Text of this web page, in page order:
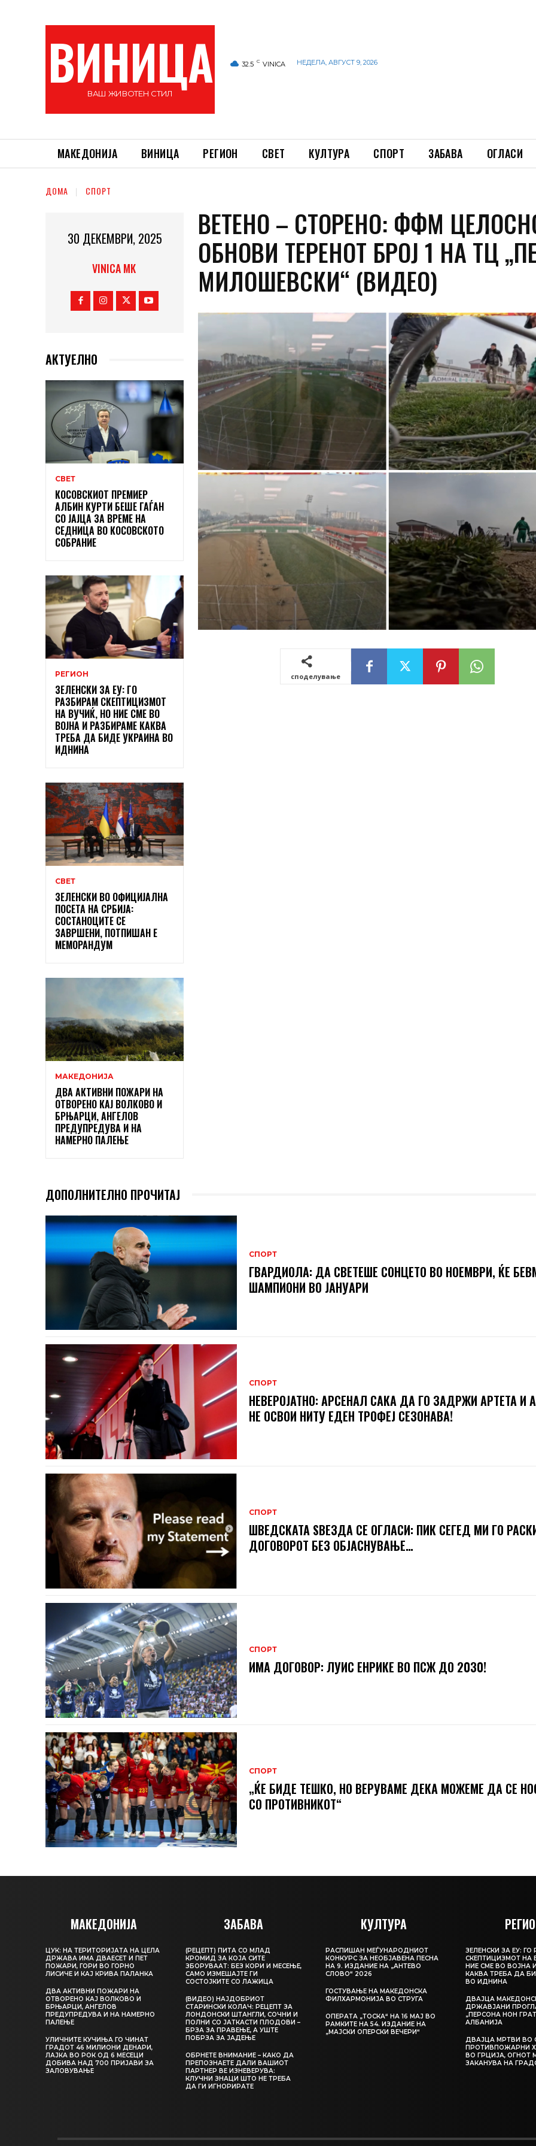
ВИНИЦА
ВАШ ЖИВОТЕН СТИЛ
32.5 C VINICA НЕДЕЛА, АВГУСТ 9, 2026
МАКЕДОНИЈА ВИНИЦА РЕГИОН СВЕТ КУЛТУРА СПОРТ ЗАБАВА ОГЛАСИ
ДОМА СПОРТ
30 ДЕКЕМВРИ, 2025
VINICA MK
АКТУЕЛНО
СВЕТ
КОСОВСКИОТ ПРЕМИЕР
АЛБИН КУРТИ БЕШЕ ГАЃАН
СО ЈАЈЦА ЗА ВРЕМЕ НА
СЕДНИЦА ВО КОСОВСКОТО
СОБРАНИЕ
РЕГИОН
ЗЕЛЕНСКИ ЗА ЕУ: ГО
РАЗБИРАМ СКЕПТИЦИЗМОТ
НА ВУЧИЌ, НО НИЕ СМЕ ВО
ВОЈНА И РАЗБИРАМЕ КАКВА
ТРЕБА ДА БИДЕ УКРАИНА ВО
ИДНИНА
СВЕТ
ЗЕЛЕНСКИ ВО ОФИЦИЈАЛНА
ПОСЕТА НА СРБИЈА:
СОСТАНОЦИТЕ СЕ
ЗАВРШЕНИ, ПОТПИШАН Е
МЕМОРАНДУМ
МАКЕДОНИЈА
ДВА АКТИВНИ ПОЖАРИ НА
ОТВОРЕНО КАЈ ВОЛКОВО И
БРЊАРЦИ, АНГЕЛОВ
ПРЕДУПРЕДУВА И НА
НАМЕРНО ПАЛЕЊЕ
ВЕТЕНО – СТОРЕНО: ФФМ
ОБНОВИ ТЕРЕНОТ БРОЈ 1 НА ТЦ
МИЛОШЕВСКИ“ (ВИДЕО)
споделување
ДОПОЛНИТЕЛНО ПРОЧИТАЈ
СПОРТ
ГВАРДИОЛА: ДА СВЕТЕШЕ СОНЦЕТО ВО НОЕМВРИ, ЌЕ
ШАМПИОНИ ВО ЈАНУАРИ
СПОРТ
НЕВЕРОЈАТНО: АРСЕНАЛ САКА ДА ГО ЗАДРЖИ АРТЕТА И
НЕ ОСВОИ НИТУ ЕДЕН ТРОФЕЈ СЕЗОНАВА!
СПОРТ
ШВЕДСКАТА ЅВЕЗДА СЕ ОГЛАСИ: ПИК СЕГЕД МИ ГО
ДОГОВОРОТ БЕЗ ОБЈАСНУВАЊЕ…
СПОРТ
ИМА ДОГОВОР: ЛУИС ЕНРИКЕ ВО ПСЖ ДО 2030!
СПОРТ
„ЌЕ БИДЕ ТЕШКО, НО ВЕРУВАМЕ ДЕКА МОЖЕМЕ ДA СЕ
СО ПРОТИВНИКОТ“
МАКЕДОНИЈА
ЦУК: НА ТЕРИТОРИЈАТА НА ЦЕЛА
ДРЖАВА ИМА ДВАЕСЕТ И ПЕТ
ПОЖАРИ, ГОРИ ВО ГОРНО
ЛИСИЧЕ И КАЈ КРИВА ПАЛАНКА
ДВА АКТИВНИ ПОЖАРИ НА
ОТВОРЕНО КАЈ ВОЛКОВО И
БРЊАРЦИ, АНГЕЛОВ
ПРЕДУПРЕДУВА И НА НАМЕРНО
ПАЛЕЊЕ
УЛИЧНИТЕ КУЧИЊА ГО ЧИНАТ
ГРАДОТ 46 МИЛИОНИ ДЕНАРИ,
ЛАЈКА ВО РОК ОД 6 МЕСЕЦИ
ДОБИВА НАД 700 ПРИЈАВИ ЗА
ЗАЛОВУВАЊЕ
ЗАБАВА
(РЕЦЕПТ) ПИТА СО МЛАД
КРОМИД ЗА КОЈА СИТЕ
ЗБОРУВААТ: БЕЗ КОРИ И МЕСЕЊЕ,
САМО ИЗМЕШАЈТЕ ГИ
СОСТОЈКИТЕ СО ЛАЖИЦА
(ВИДЕО) НАЈДОБРИОТ
СТАРИНСКИ КОЛАЧ: РЕЦЕПТ ЗА
ЛОНДОНСКИ ШТАНГЛИ, СОЧНИ И
ПОЛНИ СО ЈАТКАСТИ ПЛОДОВИ –
БРЗА ЗА ПРАВЕЊЕ, А УШТЕ
ПОБРЗА ЗА ЈАДЕЊЕ
ОБРНЕТЕ ВНИМАНИЕ – КАКО ДА
ПРЕПОЗНАЕТЕ ДАЛИ ВАШИОТ
ПАРТНЕР ВЕ ИЗНЕВЕРУВА:
КЛУЧНИ ЗНАЦИ ШТО НЕ ТРЕБА
ДА ГИ ИГНОРИРАТЕ
КУЛТУРА
РАСПИШАН МЕЃУНАРОДНИОТ
КОНКУРС ЗА НЕОБЈАВЕНА ПЕСНА
НА 9. ИЗДАНИЕ НА „АНТЕВО
СЛОВО“ 2026
ГОСТУВАЊЕ НА МАКЕДОНСКА
ФИЛХАРМОНИЈА ВО СТРУГА
ОПЕРАТА „ТОСКА“ НА 16 МАЈ ВО
РАМКИТЕ НА 54. ИЗДАНИЕ НА
„МАЈСКИ ОПЕРСКИ ВЕЧЕРИ“
ЗЕЛЕНСКИ ЗА ЕУ:
СКЕПТИЦИЗМОТ НА
НИЕ СМЕ ВО ВОЈНА
КАКВА ТРЕБА ДА
ВО ИДНИНА
ДВАЈЦА
ДРЖАВЈАНИ
„ПЕРСОНА НОН
АЛБАНИЈА
ДВАЈЦА МРТВИ ВО
ПРОТИВПОЖАРНИ
ВО ГРЦИЈА, ОГНОТ
ЗАКАНУВА НА